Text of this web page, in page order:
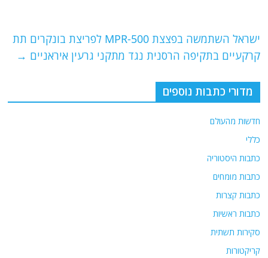
p
o
k
ישראל השתמשה בפצצת MPR-500 לפריצת בונקרים תת
קרקעיים בתקיפה הרסנית נגד מתקני גרעין איראניים →
מדורי כתבות נוספים
חדשות מהעולם
כללי
כתבות היסטוריה
כתבות מומחים
כתבות קצרות
כתבות ראשיות
סקירות תשתית
קריקטורות